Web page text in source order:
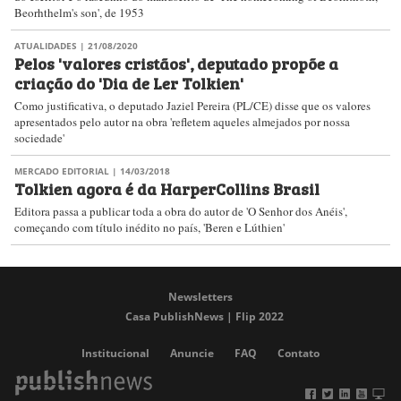
Beorhthelm's son', de 1953
ATUALIDADES | 21/08/2020
Pelos 'valores cristãos', deputado propõe a
criação do 'Dia de Ler Tolkien'
Como justificativa, o deputado Jaziel Pereira (PL/CE) disse que os valores
apresentados pelo autor na obra 'refletem aqueles almejados por nossa
sociedade'
MERCADO EDITORIAL | 14/03/2018
Tolkien agora é da HarperCollins Brasil
Editora passa a publicar toda a obra do autor de 'O Senhor dos Anéis',
começando com título inédito no país, 'Beren e Lúthien'
Newsletters
Casa PublishNews | Flip 2022
Institucional Anuncie FAQ Contato